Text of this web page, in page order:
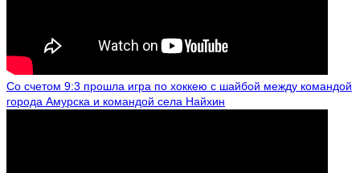
Со счетом 9:3 прошла игра по хоккею с шайбой между командой
города Амурска и командой села Найхин